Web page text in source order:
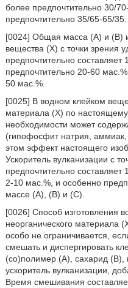
более предпочтительно 30/
предпочтительно 35/65-65/35.
[0024] Общая масса (A) и (B)
вещества (X) с точки зрения
предпочтительно
предпочтительно 20-60
50 мас.%.
[0025] В водном клейком
материала (X) по
необходимости может
(гипофосфит натрия,
этом эффект настоящего
Ускоритель вулканизации с
предпочтительно
2-10 мас.%, и особенно
массе (A), (B) и (C).
[0026] Способ изготовления
неорганического материала
особо не ограничивается,
смешать и диспергировать
(со)полимер (A), сахарид (B),
ускоритель вулканизации,
Время смешивания